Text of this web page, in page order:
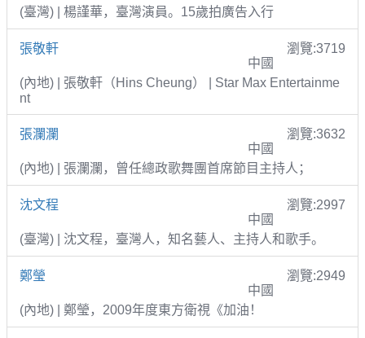
(臺灣) | 楊謹華，臺灣演員。15歲拍廣告入行
張敬軒
瀏覽:3719
中國
(內地) | 張敬軒（Hins Cheung） | Star Max Entertainme
nt
張瀾瀾
瀏覽:3632
中國
(內地) | 張瀾瀾，曾任總政歌舞團首席節目主持人；
沈文程
瀏覽:2997
中國
(臺灣) | 沈文程，臺灣人，知名藝人、主持人和歌手。
鄭瑩
瀏覽:2949
中國
(內地) | 鄭瑩，2009年度東方衛視《加油！